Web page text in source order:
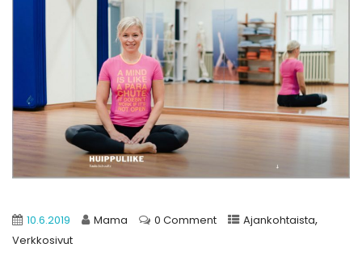
10.6.2019 Mama 0 Comment Ajankohtaista,
Verkkosivut